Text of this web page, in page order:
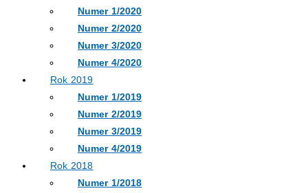
Numer 1/2020
Numer 2/2020
Numer 3/2020
Numer 4/2020
Rok 2019
Numer 1/2019
Numer 2/2019
Numer 3/2019
Numer 4/2019
Rok 2018
Numer 1/2018